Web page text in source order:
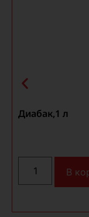
Диабак,1 л
В